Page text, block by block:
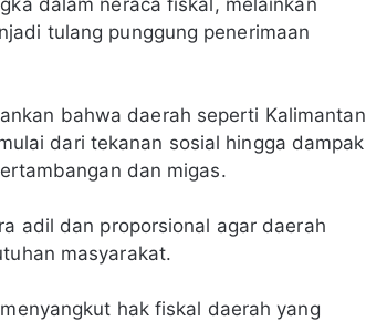
tulang punggung penerimaan
bahwa daerah seperti Kalimantan
dari tekanan sosial hingga dampak
dan migas.
adil dan proporsional agar daerah
masyarakat.
hak fiskal daerah yang